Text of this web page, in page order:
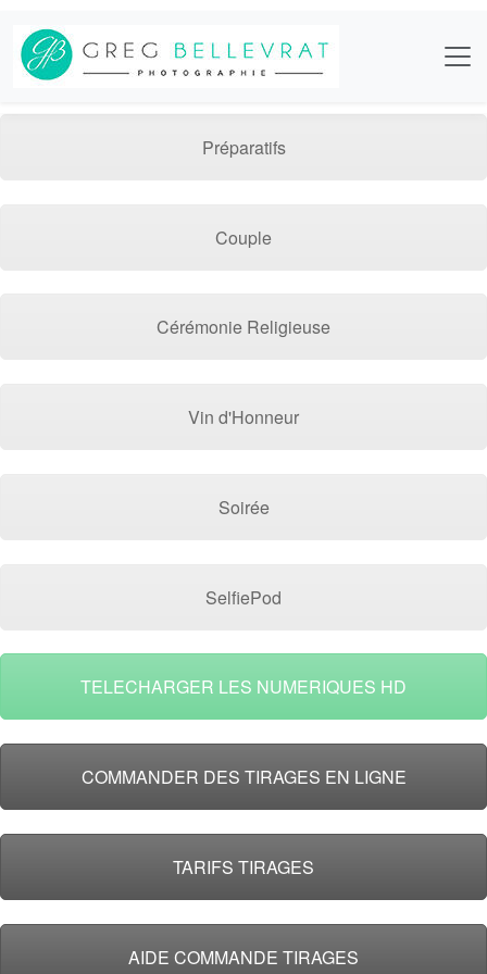
Préparatifs
Couple
Cérémonie Religieuse
Vin d'Honneur
Soirée
SelfiePod
TELECHARGER LES NUMERIQUES HD
COMMANDER DES TIRAGES EN LIGNE
TARIFS TIRAGES
AIDE COMMANDE TIRAGES